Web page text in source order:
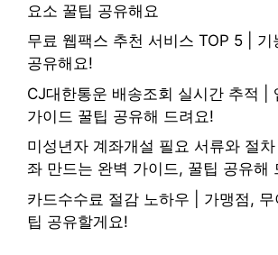
요소 꿀팁 공유해요
무료 웹팩스 추천 서비스 TOP 5 | 기
공유해요!
CJ대한통운 배송조회 실시간 추적 |
가이드 꿀팁 공유해 드려요!
미성년자 계좌개설 필요 서류와 절
좌 만드는 완벽 가이드, 꿀팁 공유해
카드수수료 절감 노하우 | 가맹점,
팁 공유할게요!